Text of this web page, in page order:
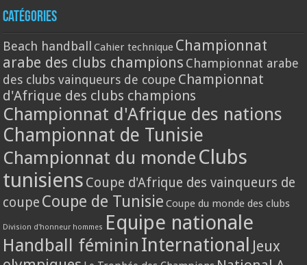
Catégories
Beach handball Cahier technique Championnat
arabe des clubs champions Championnat arabe
des clubs vainqueurs de coupe Championnat
d'Afrique des clubs champions
Championnat d'Afrique des nations
Championnat de Tunisie
Championnat du monde Clubs
tunisiens Coupe d'Afrique des vainqueurs de
coupe Coupe de Tunisie Coupe du monde des clubs
Division d'honneur hommes Equipe nationale
Handball féminin International Jeux